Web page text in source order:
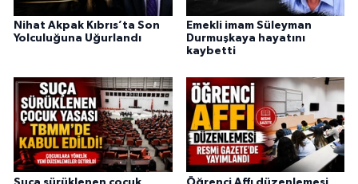
Nihat Akpak Kıbrıs’ta Son
Yolculuğuna Uğurlandı
Emekli imam Süleyman
Durmuşkaya hayatını
kaybetti